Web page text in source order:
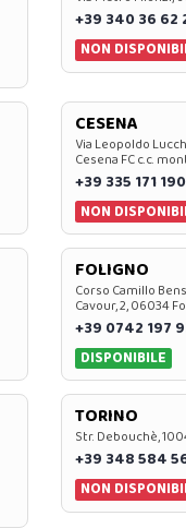
+39 340 36 62
NON
CESENA
Via Leopoldo
Cesena FC c.c.
+39 335 171
NON
FOLIGNO
Corso Camillo
Cavour, 2, 06034
+39 0742 197
DISPONIBILE
TORINO
Str. Debouchè,
+39 348 584
NON